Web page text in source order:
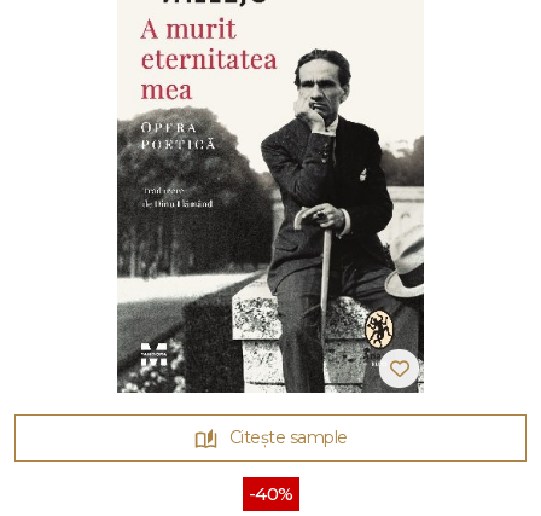
Citește sample
-40%